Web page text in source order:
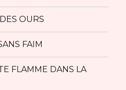
OURS
FAIM
FLAMME DANS LA